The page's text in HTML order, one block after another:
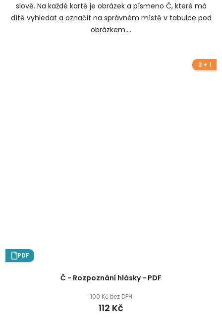
slově. Na každé kartě je obrázek a písmeno Č, které má
dítě vyhledat a označit na správném místě v tabulce pod
obrázkem....
3 + 1
PDF
Č - Rozpoznání hlásky - PDF
100 Kč bez DPH
112 Kč